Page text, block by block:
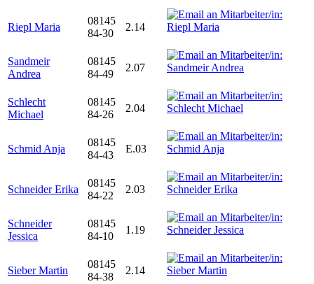
Riepl Maria
08145
84-30
2.14
Sandmeir
Andrea
08145
84-49
2.07
Schlecht
Michael
08145
84-26
2.04
Schmid Anja
08145
84-43
E.03
Schneider Erika
08145
84-22
2.03
Schneider
Jessica
08145
84-10
1.19
Sieber Martin
08145
84-38
2.14